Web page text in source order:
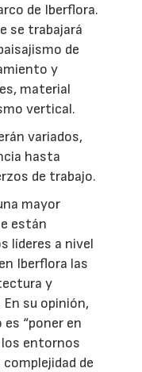
de Iberflora.
se trabajará
de
y
material
vertical.
variados,
hasta
de trabajo.
mayor
están
líderes a nivel
Iberflora las
y
su opinión,
“poner en
los entornos
de